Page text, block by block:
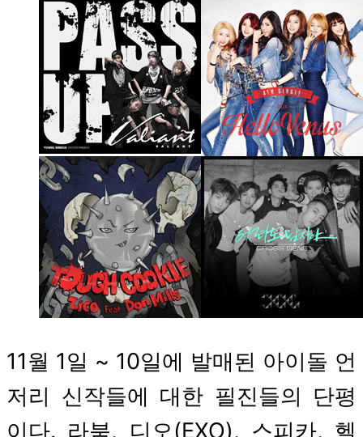
11월 1일 ~ 10일에 발매된 아이돌 언
저리 신작들에 대한 필진들의 단평
이다. 라붐, 디오(EXO), 스피카, 헬